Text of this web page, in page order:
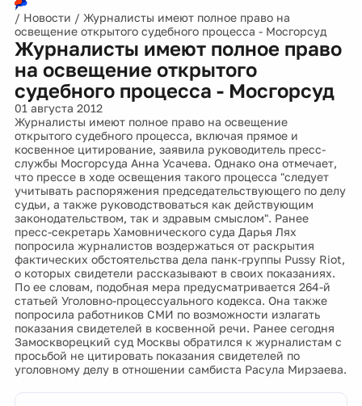
/ Новости / Журналисты имеют полное право на
освещение открытого судебного процесса - Мосгорсуд
Журналисты имеют полное право
на освещение открытого
судебного процесса - Мосгорсуд
01 августа 2012
Журналисты имеют полное право на освещение
открытого судебного процесса, включая прямое и
косвенное цитирование, заявила руководитель пресс-
службы Мосгорсуда Анна Усачева. Однако она отмечает,
что прессе в ходе освещения такого процесса "следует
учитывать распоряжения председательствующего по делу
судьи, а также руководствоваться как действующим
законодательством, так и здравым смыслом". Ранее
пресс-секретарь Хамовнического суда Дарья Лях
попросила журналистов воздержаться от раскрытия
фактических обстоятельства дела панк-группы Pussy Riot,
о которых свидетели рассказывают в своих показаниях.
По ее словам, подобная мера предусматривается 264-й
статьей Уголовно-процессуального кодекса. Она также
попросила работников СМИ по возможности излагать
показания свидетелей в косвенной речи. Ранее сегодня
Замоскворецкий суд Москвы обратился к журналистам с
просьбой не цитировать показания свидетелей по
уголовному делу в отношении самбиста Расула Мирзаева.